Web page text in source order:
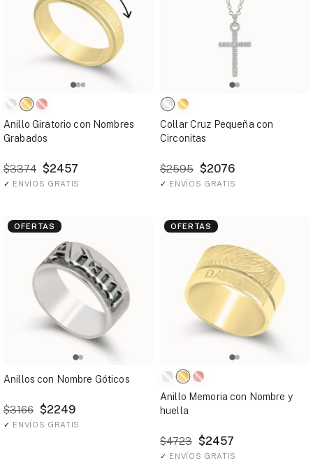
Anillo Giratorio con Nombres
Grabados
$3374 $2457
✓ ENVÍOS GRATIS
Collar Cruz Pequeña con
Circonitas
$2595 $2076
✓ ENVÍOS GRATIS
OFERTAS
Anillos con Nombre Góticos
$3166 $2249
✓ ENVÍOS GRATIS
OFERTAS
Anillo Memoria con Nombre y
huella
$4723 $2457
✓ ENVÍOS GRATIS